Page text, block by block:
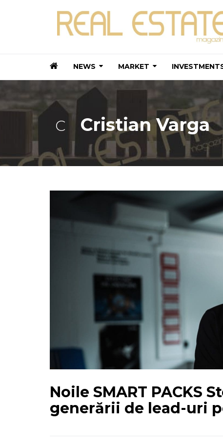
NEWS MARKET
C Cristian Varga
Noile SMART PACKS
generării de lead-uri